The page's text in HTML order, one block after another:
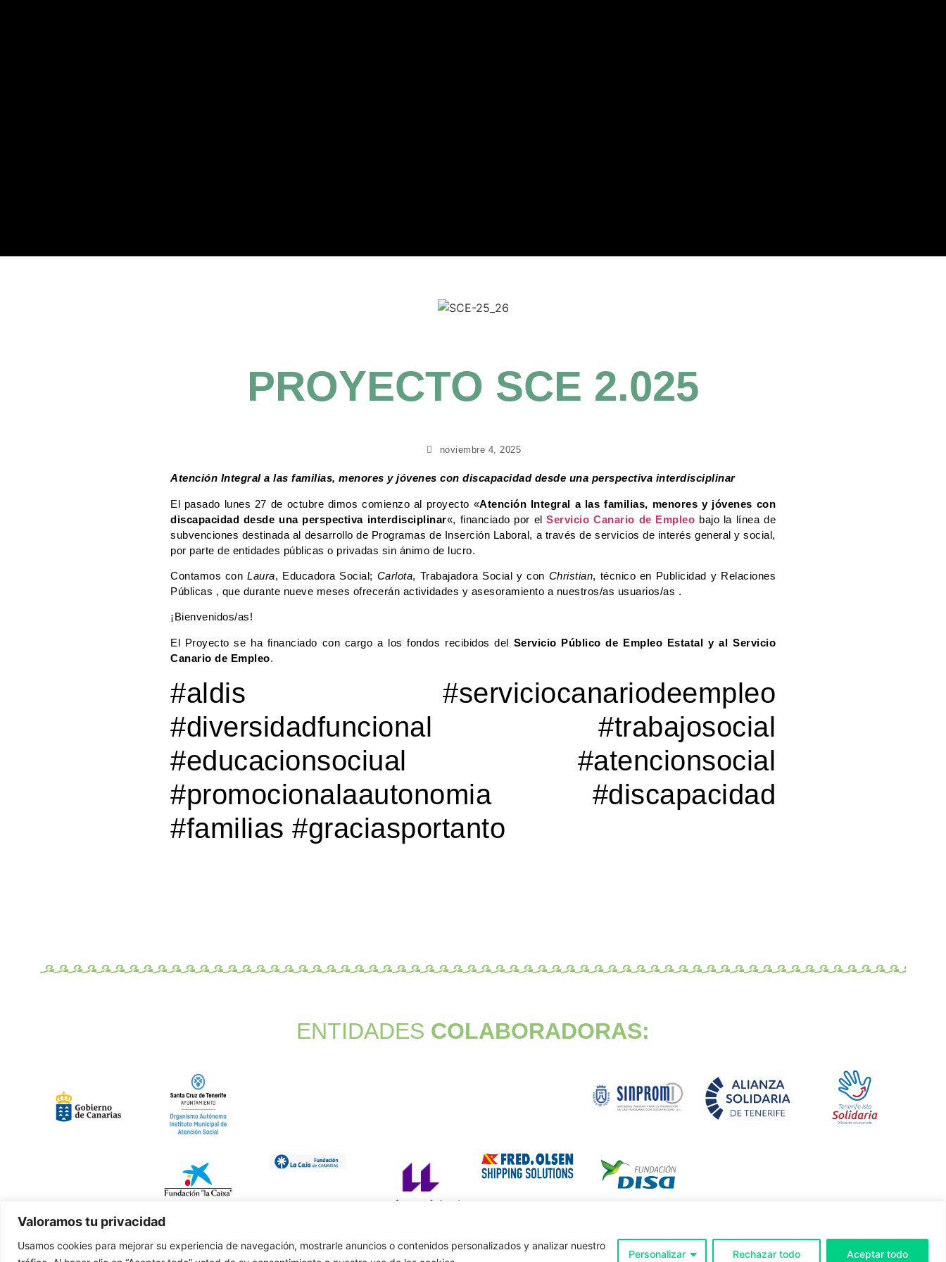
Valoramos tu privacidad
Usamos cookies para mejorar su experiencia de navegación, mostrarle anuncios o contenidos personalizados y analizar nuestro
Personalizar Rechazar todo Aceptar todo
PROYECTO SCE 2.025
noviembre 4, 2025
Atención Integral a las familias, menores y jóvenes con discapacidad desde una perspectiva interdisciplinar
El pasado lunes 27 de octubre dimos comienzo al proyecto «Atención Integral a las familias, menores y jóvenes con
discapacidad desde una perspectiva interdisciplinar«, financiado por elServicio Canario de Empleo bajo la línea de
subvenciones destinada al desarrollo de Programas de Inserción Laboral, a través de servicios de interés general y social,
por parte de entidades públicas o privadas sin ánimo de lucro.
Contamos conLaura, Educadora Social; Carlota, Trabajadora Social y con Christian, técnico en Publicidad y Relaciones
Públicas , que durante nueve meses ofrecerán actividades y asesoramiento a nuestros/as usuarios/as .
¡Bienvenidos/as!
El Proyecto se ha financiado con cargo a los fondos recibidos del Servicio Público de Empleo Estatal y al Servicio
Canario de Empleo.
#aldis #serviciocanariodeempleo
#diversidadfuncional #trabajosocial
#educacionsociual #atencionsocial
#promocionalaautonomia #discapacidad
#familias #graciasportanto
ENTIDADES COLABORADORAS: